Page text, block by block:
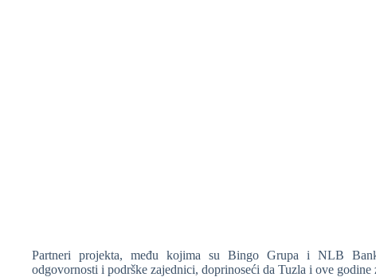
Partneri projekta, među kojima su Bingo Grupa i NLB
odgovornosti i podrške zajednici, doprinoseći da Tuzla i ove godine